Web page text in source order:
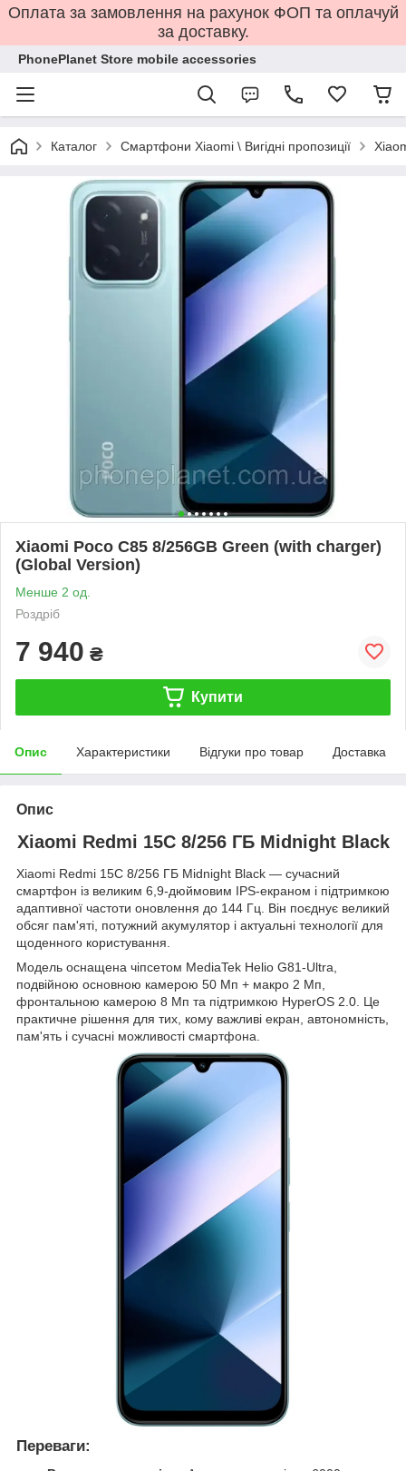
Оплата за замовлення на рахунок ФОП та оплачуй
за доставку.
PhonePlanet Store mobile accessories
Каталог Смартфони Xiaomi \ Вигідні пропозиції
Xiaomi Poco C85 8/256GB Green (with charger)
(Global Version)
Менше 2 од.
Роздріб
7 940 ₴
Купити
Опис Характеристики Відгуки про товар Доставка
Опис
Xiaomi Redmi 15C 8/256 ГБ Midnight Black
Xiaomi Redmi 15C 8/256 ГБ Midnight Black — сучасний
смартфон із великим 6,9-дюймовим IPS-екраном і підтримкою
адаптивної частоти оновлення до 144 Гц. Він поєднує великий
обсяг пам'яті, потужний акумулятор і актуальні технології для
щоденного користування.
Модель оснащена чіпсетом MediaTek Helio G81-Ultra,
подвійною основною камерою 50 Мп + макро 2 Мп,
фронтальною камерою 8 Мп та підтримкою HyperOS 2.0. Це
практичне рішення для тих, кому важливі екран, автономність,
пам'ять і сучасні можливості смартфона.
Переваги: